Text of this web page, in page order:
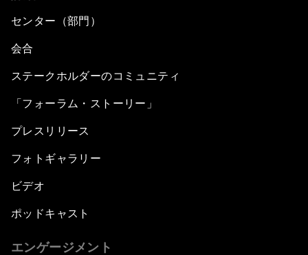
センター（部門）
会合
ステークホルダーのコミュニティ
「フォーラム・ストーリー」
プレスリリース
フォトギャラリー
ビデオ
ポッドキャスト
エンゲージメント